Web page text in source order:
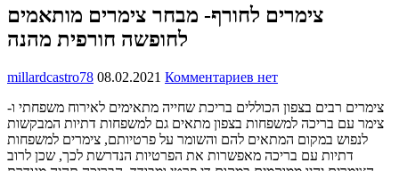
צימרים לחורף- מבחר צימרים מותאמים
לחופשה חורפית מהנה
millardcastro78 08.02.2021 Комментариев нет
צימרים רבים בצפון הכוללים בריכת שחייה מתאימים לאירוח משפחתי ו-
צימר עם בריכה למשפחות בצפון מתאים גם למשפחות דתיות המבקשות
לנפוש במקום המתאים להם והשומר על פרטיותם, צימרים למשפחות
דתיות עם בריכה מאפשרות את הפרטיות הנדרשת לכך, שכן לרוב